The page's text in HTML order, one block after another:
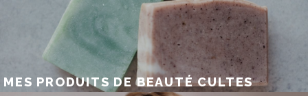
MES PRODUITS DE BEAUTÉ CULTES